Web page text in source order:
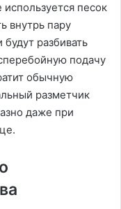
песок
внутрь пару
разбивать
подачу
обычную
разметчик
даже при